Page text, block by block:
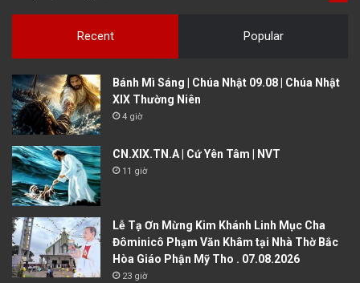
Recent Popular
Bánh Mì Sáng | Chúa Nhật 09.08 | Chúa Nhật
XIX Thường Niên
4 giờ
CN.XIX.TN.A | Cứ Yên Tâm | NVT
11 giờ
Lễ Tạ Ơn Mừng Kim Khánh Linh Mục Cha
Đôminicô Phạm Văn Khâm tại Nhà Thờ Bắc
Hòa Giáo Phận Mỹ Tho . 07.08.2026
23 giờ